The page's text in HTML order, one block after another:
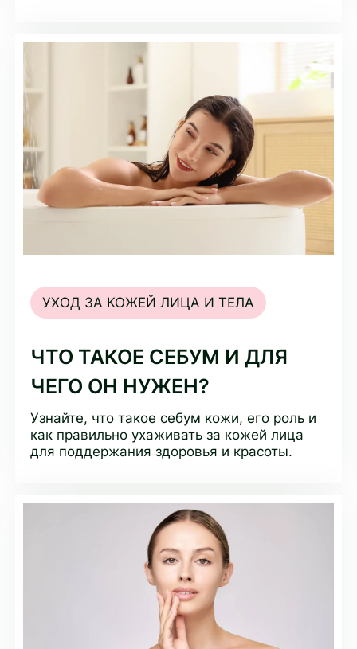
УХОД ЗА КОЖЕЙ ЛИЦА И ТЕЛА
ЧТО ТАКОЕ СЕБУМ И ДЛЯ
ЧЕГО ОН НУЖЕН?
Узнайте, что такое себум кожи, его роль и
как правильно ухаживать за кожей лица
для поддержания здоровья и красоты.